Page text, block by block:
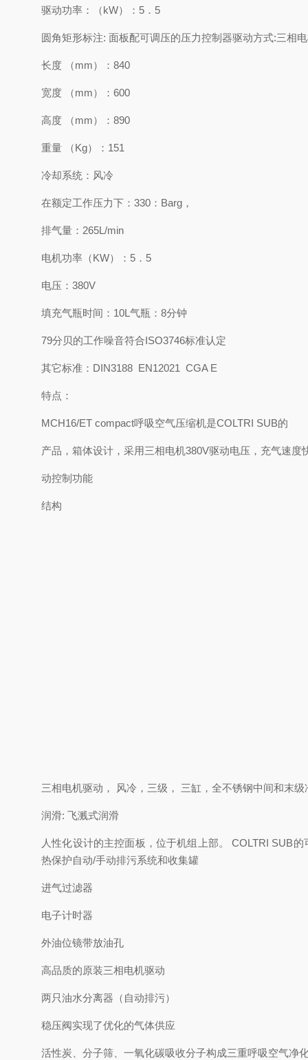
驱动功率：（kW）：5．5
圆角矩形标注: 面板配可调压的压力控制器驱动方式:
长度 （mm）：840
宽度 （mm）：600
高度 （mm）：890
重量 （Kg）：151
冷却系统：风冷
在额定工作压力下：330：Barg，
排气量：265L/min
电机功率（KW）：5．5
电压：380V
填充气瓶时间：10L气瓶：8分钟
79分贝的工作噪音符合ISO3746标准认定
其它标准：DIN3188 EN12021 CGA E
特点：
MCH16/ET compact呼吸空气压缩机是COLTRI SUB的
产品，箱体设计，采用三相电机380V驱动电压，充气速度
动控制功能
结构
三相电机驱动， 风冷，三级， 三缸，全不锈钢中间和末级
润滑: 飞溅式润滑
人性化设计的主控面板，位于机组上部。 COLTRI SUB
热保护自动/手动排污系统和收集罐
进气过滤器
电子计时器
外油位镜带放油孔
高品质的原装三相电机驱动
两只油水分离器（自动排污）
稳压阀实现了优化的气体供应
活性炭、分子筛、一氧化碳吸收分子构成三重呼吸空气净